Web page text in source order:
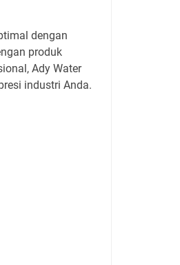
dengan
produk
Ady Water
industri Anda.